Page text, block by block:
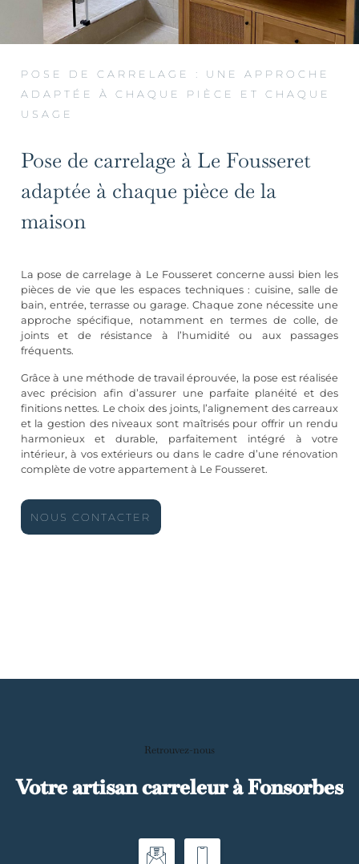
POSE DE CARRELAGE : UNE APPROCHE
ADAPTÉE À CHAQUE PIÈCE ET CHAQUE
USAGE
Pose de carrelage à Le Fousseret
adaptée à chaque pièce de la
maison
La pose de carrelage à Le Fousseret concerne aussi bien les
pièces de vie que les espaces techniques : cuisine, salle de
bain, entrée, terrasse ou garage. Chaque zone nécessite une
approche spécifique, notamment en termes de colle, de
joints et de résistance à l’humidité ou aux passages
fréquents.
Grâce à une méthode de travail éprouvée, la pose est réalisée
avec précision afin d’assurer une parfaite planéité et des
finitions nettes. Le choix des joints, l’alignement des carreaux
et la gestion des niveaux sont maîtrisés pour offrir un rendu
harmonieux et durable, parfaitement intégré à votre
intérieur, à vos extérieurs ou dans le cadre d’une rénovation
complète de votre appartement à Le Fousseret.
NOUS CONTACTER
Retrouvez-nous
Votre artisan carreleur à Fonsorbes